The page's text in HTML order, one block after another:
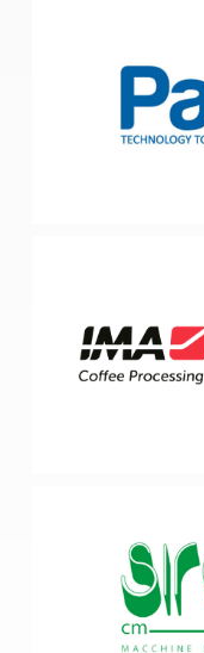
Impianti per
Macchine e
Impianti